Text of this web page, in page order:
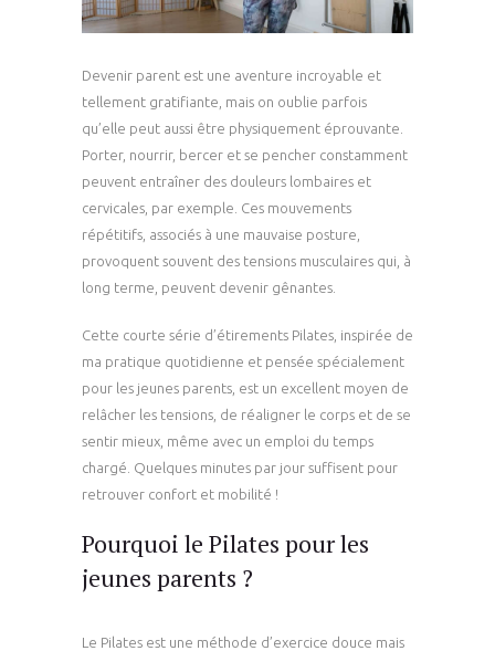
Devenir parent est une aventure incroyable et
tellement gratifiante, mais on oublie parfois
qu’elle peut aussi être physiquement éprouvante.
Porter, nourrir, bercer et se pencher constamment
peuvent entraîner des douleurs lombaires et
cervicales, par exemple. Ces mouvements
répétitifs, associés à une mauvaise posture,
provoquent souvent des tensions musculaires qui, à
long terme, peuvent devenir gênantes.
Cette courte série d’étirements Pilates, inspirée de
ma pratique quotidienne et pensée spécialement
pour les jeunes parents, est un excellent moyen de
relâcher les tensions, de réaligner le corps et de se
sentir mieux, même avec un emploi du temps
chargé. Quelques minutes par jour suffisent pour
retrouver confort et mobilité !
Pourquoi le Pilates pour les
jeunes parents ?
Le Pilates est une méthode d’exercice douce mais